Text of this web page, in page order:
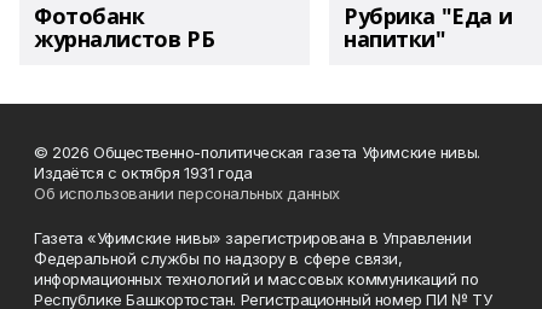
Фотобанк
журналистов РБ
Рубрика "Еда и
напитки"
© 2026 Общественно-политическая газета Уфимские нивы.
Издаётся с октября 1931 года
Об использовании персональных данных
Газета «Уфимские нивы» зарегистрирована в Управлении
Федеральной службы по надзору в сфере связи,
информационных технологий и массовых коммуникаций по
Республике Башкортостан. Регистрационный номер ПИ № ТУ